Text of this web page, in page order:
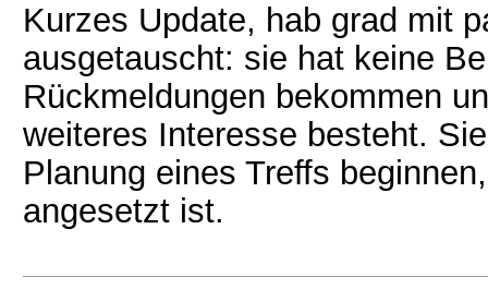
Kurzes Update, hab grad mit
ausgetauscht: sie hat keine
Rückmeldungen bekommen
weiteres Interesse besteht.
Planung eines Treffs
angesetzt ist.